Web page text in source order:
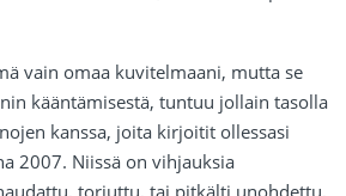
vain omaa kuvitelmaani, mutta se
kääntämisestä, tuntuu jollain tasolla
kanssa, joita kirjoitit ollessasi
2007. Niissä on vihjauksia